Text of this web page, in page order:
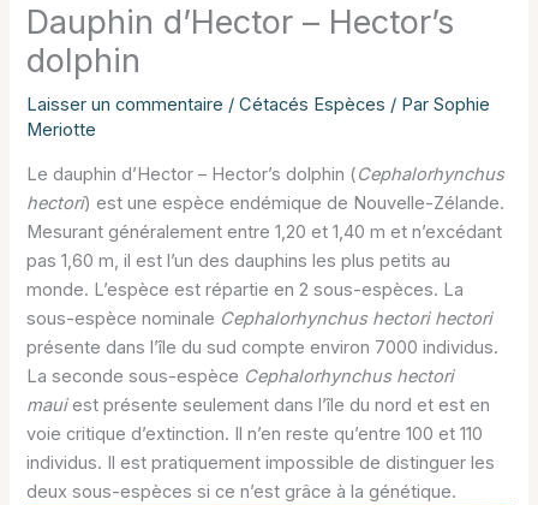
Dauphin d’Hector – Hector’s
dolphin
Laisser un commentaire /Cétacés Espèces / ParSophie
Meriotte
Le dauphin d’Hector – Hector’s dolphin (Cephalorhynchus
hectori) est une espèce endémique de Nouvelle-Zélande.
Mesurant généralement entre 1,20 et 1,40 m et n’excédant
pas 1,60 m, il est l’un des dauphins les plus petits au
monde. L’espèce est répartie en 2 sous-espèces. La
sous-espèce nominale Cephalorhynchus hectori hectori
présente dans l’île du sud compte environ 7000 individus.
La seconde sous-espèce Cephalorhynchus hectori
maui est présente seulement dans l’île du nord et est en
voie critique d’extinction. Il n’en reste qu’entre 100 et 110
individus. Il est pratiquement impossible de distinguer les
deux sous-espèces si ce n’est grâce à la génétique.